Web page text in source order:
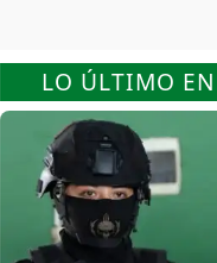
LO ÚLTIMO